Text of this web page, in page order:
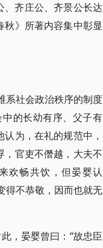
、齐庄公、齐景公长达
》所著内容集中彰显
系社会政治秩序的制度
的长幼有序、父子有
为，在礼的规范中，
，官吏不僭越，大夫不
欢畅共饮，但晏婴认
得不恭敬，因而也就无
，晏婴曾曰：“故忠臣